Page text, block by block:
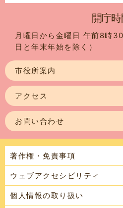
開庁
月曜日から金曜日 午前8時
日と年末年始を除く）
市役所案内
アクセス
お問い合わせ
著作権・免責事項
ウェブアクセシビリティ
個人情報の取り扱い